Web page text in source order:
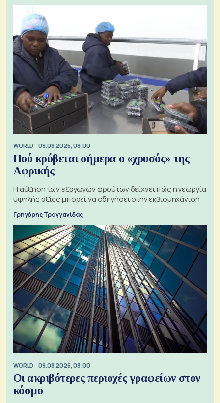
WORLD 09.08.2026, 08:00
Πού κρύβεται σήμερα ο «χρυσός» της
Αφρικής
Η αύξηση των εξαγωγών φρούτων δείχνει πώς η γεωργία
υψηλής αξίας μπορεί να οδηγήσει στην εκβιομηχάνιση
Γρηγόρης Τραγγανίδας
WORLD 09.08.2026, 08:00
Οι ακριβότερες περιοχές γραφείων στον
κόσμο